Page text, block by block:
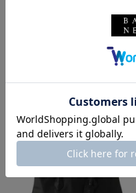
BARNEYS NEW YORK by ANC